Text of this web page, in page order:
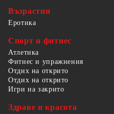
Възрастни
Еротика
Спорт и фитнес
Атлетика
Фитнес и упражнения
Отдих на открито
Отдих на открито
Игри на закрито
Здраве и красота